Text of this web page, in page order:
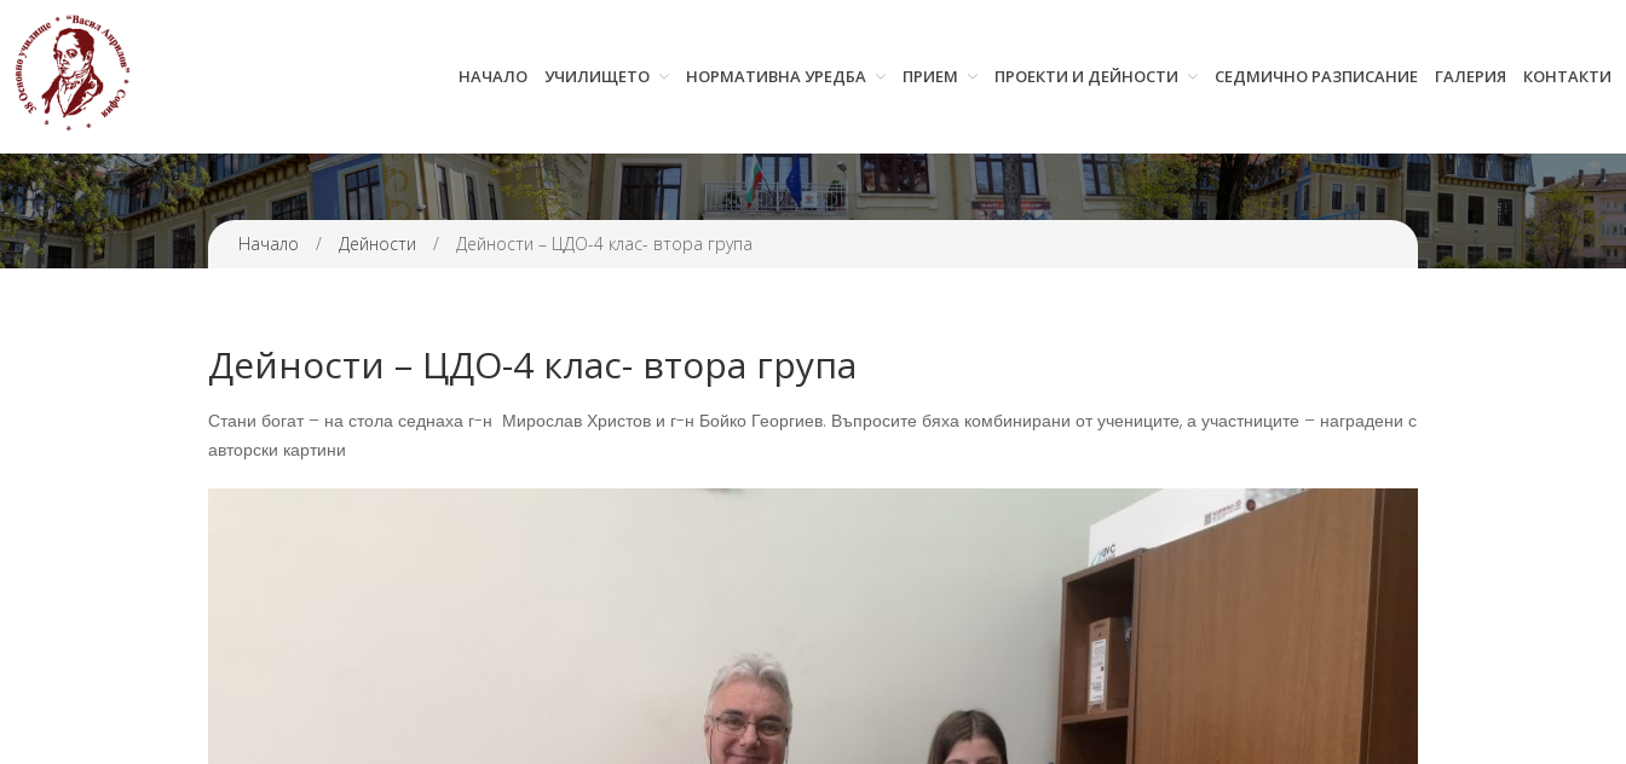
Училището
Нормативна уредба
НАЧАЛО УЧИЛИЩЕТО НОРМАТИВНА УРЕДБА ПРИЕМ ПРОЕКТИ И ДЕЙНОСТИ СЕДМИЧНО РАЗПИСАНИЕ ГАЛЕРИЯ КОНТАКТИ
Начало / Дейности / Дейности – ЦДО-4 клас- втора група
Дейности – ЦДО-4 клас- втора група
Стани богат – на стола седнаха г-н Мирослав Христов и г-н Бойко Георгиев. Въпросите бяха комбинирани от учениците, а участниците – наградени с
авторски картини